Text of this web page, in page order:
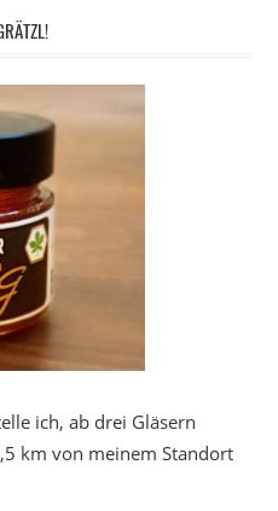
ich, ab drei Gläsern
km von meinem Standort